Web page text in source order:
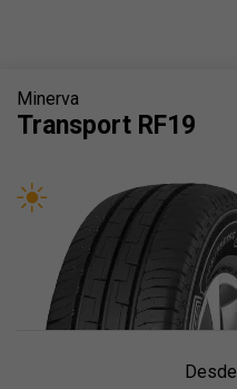
Minerva
Transport RF19
Desde